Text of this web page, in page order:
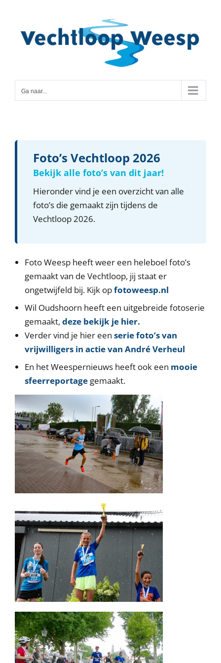
inhoud
Ga naar...
Foto’s Vechtloop 2026
Bekijk alle foto’s van dit jaar!
Hieronder vind je een overzicht van alle
foto’s die gemaakt zijn tijdens de
Vechtloop 2026.
Foto Weesp heeft weer een heleboel foto’s
gemaakt van de Vechtloop, jij staat er
ongetwijfeld bij. Kijk opfotoweesp.nl
Wil Oudshoorn heeft een uitgebreide fotoserie
gemaakt, deze bekijk je hier.
Verder vind je hier een serie foto’s van
vrijwilligers in actie van André Verheul
En het Weespernieuws heeft ook een mooie
sfeerreportagegemaakt.